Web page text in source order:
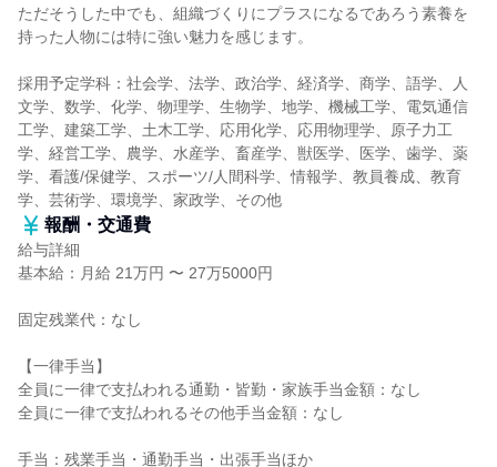
ただそうした中でも、組織づくりにプラスになるであろう素養を
持った人物には特に強い魅力を感じます。
採用予定学科：社会学、法学、政治学、経済学、商学、語学、人
文学、数学、化学、物理学、生物学、地学、機械工学、電気通信
工学、建築工学、土木工学、応用化学、応用物理学、原子力工
学、経営工学、農学、水産学、畜産学、獣医学、医学、歯学、薬
学、看護/保健学、スポーツ/人間科学、情報学、教員養成、教育
学、芸術学、環境学、家政学、その他
報酬・交通費
給与詳細
基本給：月給 21万円 〜 27万5000円
固定残業代：なし
【一律手当】
全員に一律で支払われる通勤・皆勤・家族手当金額：なし
全員に一律で支払われるその他手当金額：なし
手当：残業手当・通勤手当・出張手当ほか